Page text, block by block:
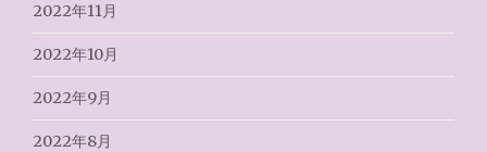
2022年11月
2022年10月
2022年9月
2022年8月